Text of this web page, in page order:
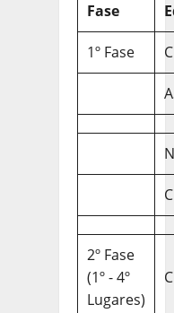
Fase
1º Fase
2º Fase
(1º - 4º
Lugares)